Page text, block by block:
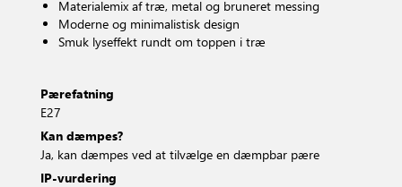
Materialemix af træ, metal og bruneret messing
Moderne og minimalistisk design
Smuk lyseffekt rundt om toppen i træ
Pærefatning
E27
Kan dæmpes?
Ja, kan dæmpes ved at tilvælge en dæmpbar pære
IP-vurdering